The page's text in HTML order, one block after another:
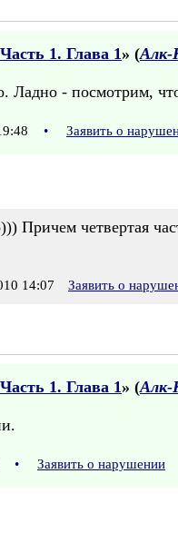
1. Глава 1» (Алк-
Ладно - посмотрим,
• Заявить о
Причем четвертая
14:07 Заявить о
1. Глава 1» (Алк-
• Заявить о нарушении